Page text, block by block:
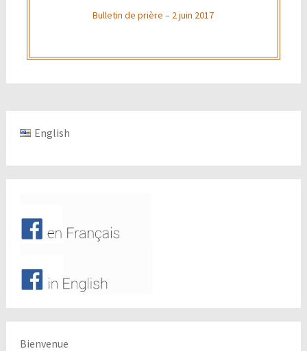
Bulletin de prière – 2 juin 2017
English
Bienvenue